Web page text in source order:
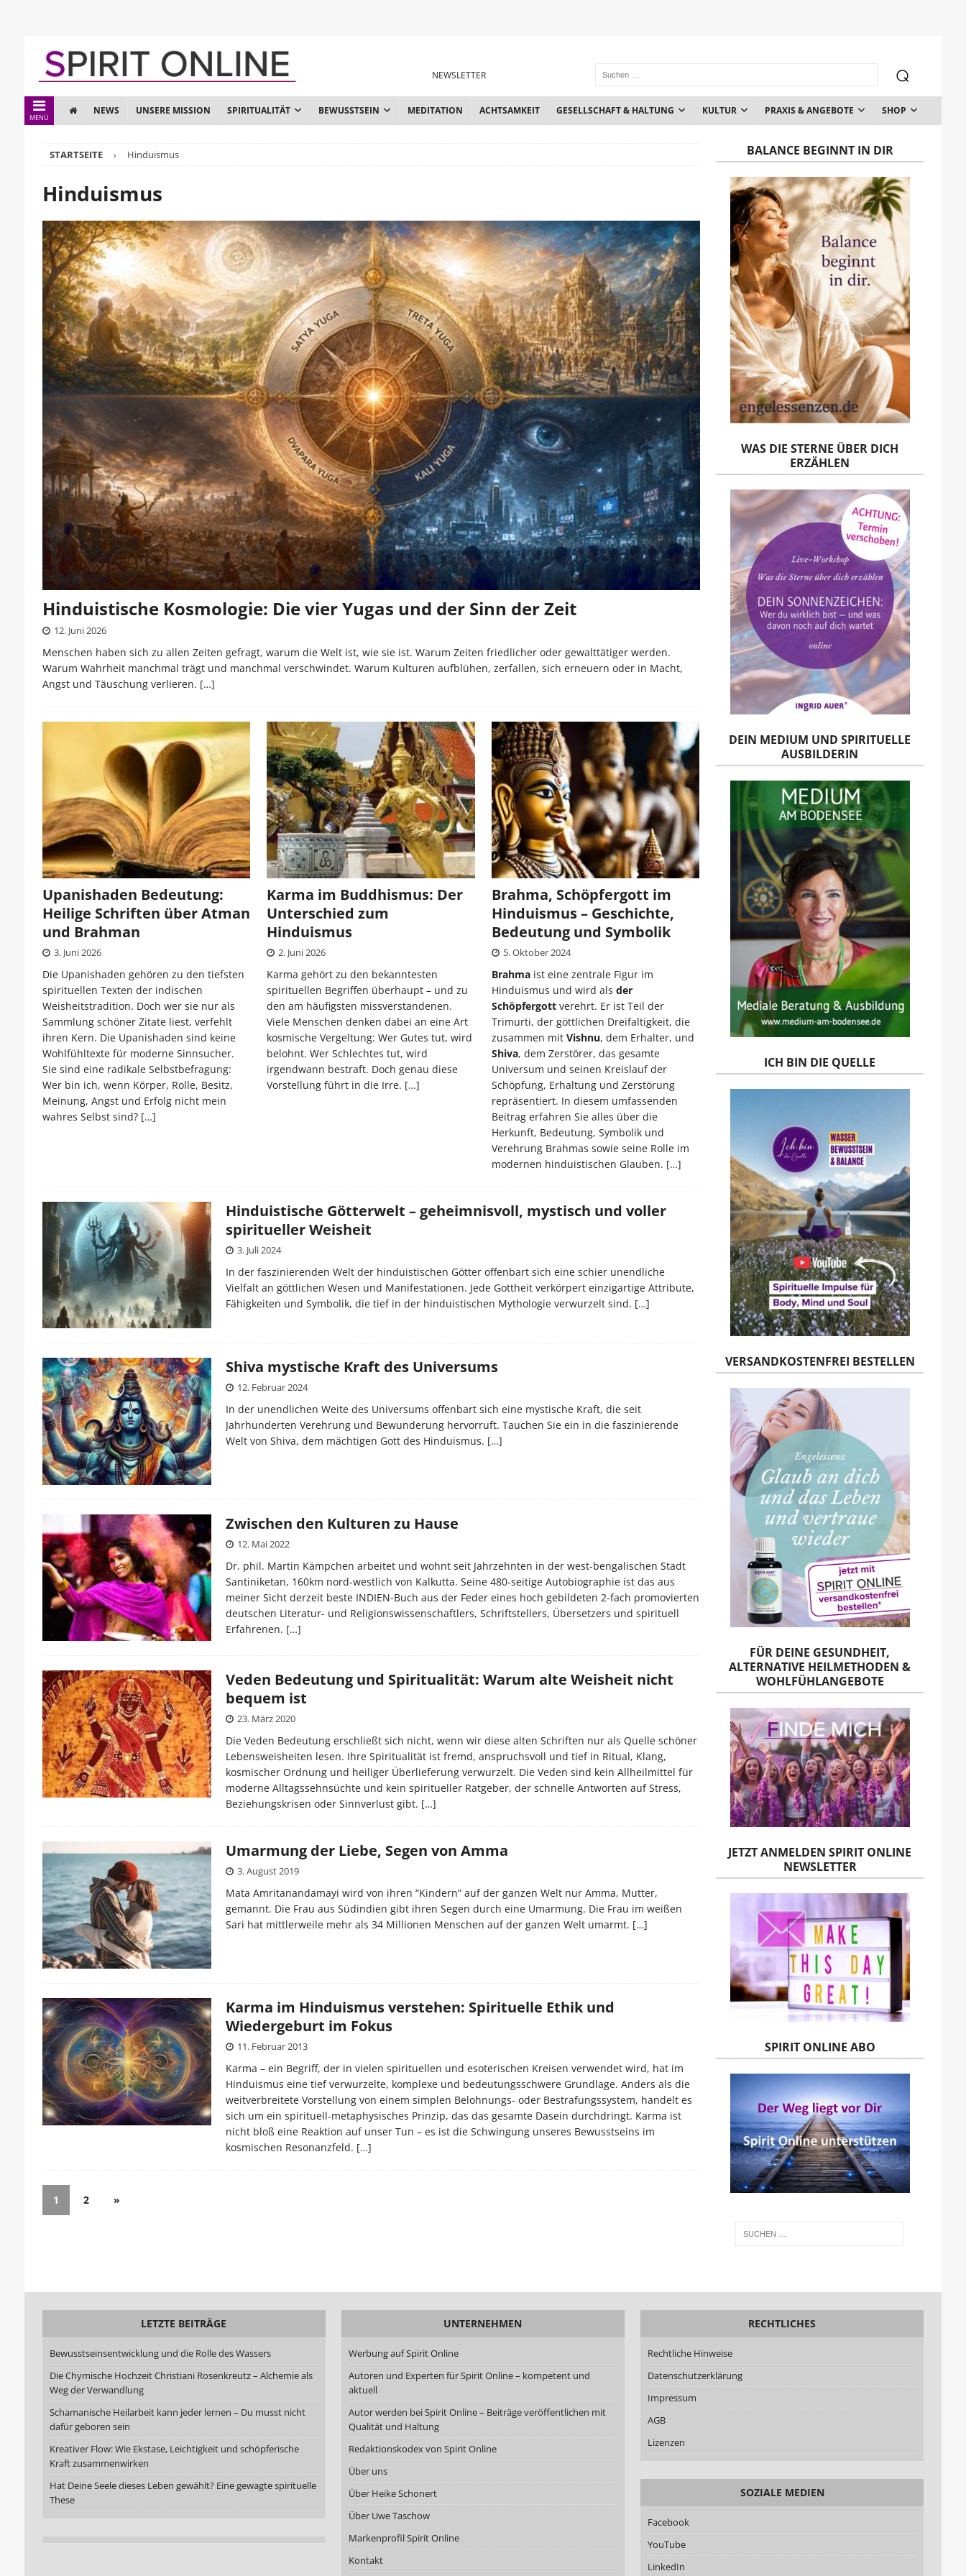
NEWSLETTER
MENÜ
NEWS UNSERE MISSION SPIRITUALITÄT BEWUSSTSEIN MEDITATION ACHTSAMKEIT GESELLSCHAFT & HALTUNG KULTUR PRAXIS & ANGEBOTE SHOP
STARTSEITE Hinduismus
Hinduismus
Hinduistische Kosmologie: Die vier Yugas und der Sinn der Zeit
12. Juni 2026
Menschen haben sich zu allen Zeiten gefragt, warum die Welt ist, wie sie ist. Warum Zeiten friedlicher oder gewalttätiger werden.
Warum Wahrheit manchmal trägt und manchmal verschwindet. Warum Kulturen aufblühen, zerfallen, sich erneuern oder in Macht,
Angst und Täuschung verlieren. […]
Upanishaden Bedeutung:
Heilige Schriften über Atman
und Brahman
3. Juni 2026
Die Upanishaden gehören zu den tiefsten
spirituellen Texten der indischen
Weisheitstradition. Doch wer sie nur als
Sammlung schöner Zitate liest, verfehlt
ihren Kern. Die Upanishaden sind keine
Wohlfühltexte für moderne Sinnsucher.
Sie sind eine radikale Selbstbefragung:
Wer bin ich, wenn Körper, Rolle, Besitz,
Meinung, Angst und Erfolg nicht mein
wahres Selbst sind? […]
Karma im Buddhismus: Der
Unterschied zum
Hinduismus
2. Juni 2026
Karma gehört zu den bekanntesten
spirituellen Begriffen überhaupt – und zu
den am häufigsten missverstandenen.
Viele Menschen denken dabei an eine Art
kosmische Vergeltung: Wer Gutes tut, wird
belohnt. Wer Schlechtes tut, wird
irgendwann bestraft. Doch genau diese
Vorstellung führt in die Irre. […]
Brahma, Schöpfergott im
Hinduismus – Geschichte,
Bedeutung und Symbolik
5. Oktober 2024
Brahmaist eine zentrale Figur im
Hinduismus und wird als der
Schöpfergottverehrt. Er ist Teil der
Trimurti, der göttlichen Dreifaltigkeit, die
zusammen mit Vishnu, dem Erhalter, und
Shiva, dem Zerstörer, das gesamte
Universum und seinen Kreislauf der
Schöpfung, Erhaltung und Zerstörung
repräsentiert. In diesem umfassenden
Beitrag erfahren Sie alles über die
Herkunft, Bedeutung, Symbolik und
Verehrung Brahmas sowie seine Rolle im
modernen hinduistischen Glauben. […]
Hinduistische Götterwelt – geheimnisvoll, mystisch und voller
spiritueller Weisheit
3. Juli 2024
In der faszinierenden Welt der hinduistischen Götter offenbart sich eine schier unendliche
Vielfalt an göttlichen Wesen und Manifestationen. Jede Gottheit verkörpert einzigartige Attribute,
Fähigkeiten und Symbolik, die tief in der hinduistischen Mythologie verwurzelt sind. […]
Shiva mystische Kraft des Universums
12. Februar 2024
In der unendlichen Weite des Universums offenbart sich eine mystische Kraft, die seit
Jahrhunderten Verehrung und Bewunderung hervorruft. Tauchen Sie ein in die faszinierende
Welt von Shiva, dem mächtigen Gott des Hinduismus. […]
Zwischen den Kulturen zu Hause
12. Mai 2022
Dr. phil. Martin Kämpchen arbeitet und wohnt seit Jahrzehnten in der west-bengalischen Stadt
Santiniketan, 160km nord-westlich von Kalkutta. Seine 480-seitige Autobiographie ist das aus
meiner Sicht derzeit beste INDIEN-Buch aus der Feder eines hoch gebildeten 2-fach promovierten
deutschen Literatur- und Religionswissenschaftlers, Schriftstellers, Übersetzers und spirituell
Erfahrenen. […]
Veden Bedeutung und Spiritualität: Warum alte Weisheit nicht
bequem ist
23. März 2020
Die Veden Bedeutung erschließt sich nicht, wenn wir diese alten Schriften nur als Quelle schöner
Lebensweisheiten lesen. Ihre Spiritualität ist fremd, anspruchsvoll und tief in Ritual, Klang,
kosmischer Ordnung und heiliger Überlieferung verwurzelt. Die Veden sind kein Allheilmittel für
moderne Alltagssehnsüchte und kein spiritueller Ratgeber, der schnelle Antworten auf Stress,
Beziehungskrisen oder Sinnverlust gibt. […]
Umarmung der Liebe, Segen von Amma
3. August 2019
Mata Amritanandamayi wird von ihren “Kindern” auf der ganzen Welt nur Amma, Mutter,
gemannt. Die Frau aus Südindien gibt ihren Segen durch eine Umarmung. Die Frau im weißen
Sari hat mittlerweile mehr als 34 Millionen Menschen auf der ganzen Welt umarmt. […]
Karma im Hinduismus verstehen: Spirituelle Ethik und
Wiedergeburt im Fokus
11. Februar 2013
Karma – ein Begriff, der in vielen spirituellen und esoterischen Kreisen verwendet wird, hat im
Hinduismus eine tief verwurzelte, komplexe und bedeutungsschwere Grundlage. Anders als die
weitverbreitete Vorstellung von einem simplen Belohnungs- oder Bestrafungssystem, handelt es
sich um ein spirituell-metaphysisches Prinzip, das das gesamte Dasein durchdringt. Karma ist
nicht bloß eine Reaktion auf unser Tun – es ist die Schwingung unseres Bewusstseins im
kosmischen Resonanzfeld. […]
1 2 »
BALANCE BEGINNT IN DIR
WAS DIE STERNE ÜBER DICH
ERZÄHLEN
DEIN MEDIUM UND SPIRITUELLE
AUSBILDERIN
ICH BIN DIE QUELLE
VERSANDKOSTENFREI BESTELLEN
FÜR DEINE GESUNDHEIT,
ALTERNATIVE HEILMETHODEN &
WOHLFÜHLANGEBOTE
JETZT ANMELDEN SPIRIT ONLINE
NEWSLETTER
SPIRIT ONLINE ABO
LETZTE BEITRÄGE
Bewusstseinsentwicklung und die Rolle des Wassers
Die Chymische Hochzeit Christiani Rosenkreutz – Alchemie als
Weg der Verwandlung
Schamanische Heilarbeit kann jeder lernen – Du musst nicht
dafür geboren sein
Kreativer Flow: Wie Ekstase, Leichtigkeit und schöpferische
Kraft zusammenwirken
Hat Deine Seele dieses Leben gewählt? Eine gewagte spirituelle
These
UNTERNEHMEN
Werbung auf Spirit Online
Autoren und Experten für Spirit Online – kompetent und
aktuell
Autor werden bei Spirit Online – Beiträge veröffentlichen mit
Qualität und Haltung
Redaktionskodex von Spirit Online
Über uns
Über Heike Schonert
Über Uwe Taschow
Markenprofil Spirit Online
Kontakt
RECHTLICHES
Rechtliche Hinweise
Datenschutzerklärung
Impressum
AGB
Lizenzen
SOZIALE MEDIEN
Facebook
YouTube
LinkedIn